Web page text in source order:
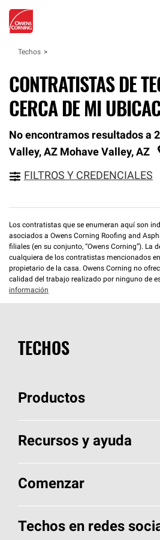
Techos
CONTRATISTAS DE
CERCA DE MI
No encontramos resultados a
Valley, AZ Mohave Valley, AZ
FILTROS Y CREDENCIALES
Los contratistas que se enumeran aquí son
asociados a Owens Corning Roofing and
filiales (en su conjunto, “Owens Corning”). La
cualquiera de los contratistas mencionados
propietario de la casa. Owens Corning no
calidad del trabajo realizado por ninguno de
información
TECHOS
Productos
Elija sus tejas
Encuentre un contratista
Componentes para techos
Recursos y ayuda
Aspectos básicos sobre
Herramientas de diseño y
Comenzar
Llame al 1-800-GET-PINK®
Techos en redes